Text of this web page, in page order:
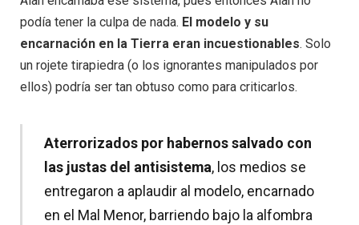
podía tener la culpa de nada. El modelo y su
encarnación en la Tierra eran incuestionables. Solo
un rojete tirapiedra (o los ignorantes manipulados por
ellos) podría ser tan obtuso como para criticarlos.
Aterrorizados por habernos salvado con
las justas del antisistema, los medios se
entregaron a aplaudir al modelo, encarnado
en el Mal Menor, barriendo bajo la alfombra